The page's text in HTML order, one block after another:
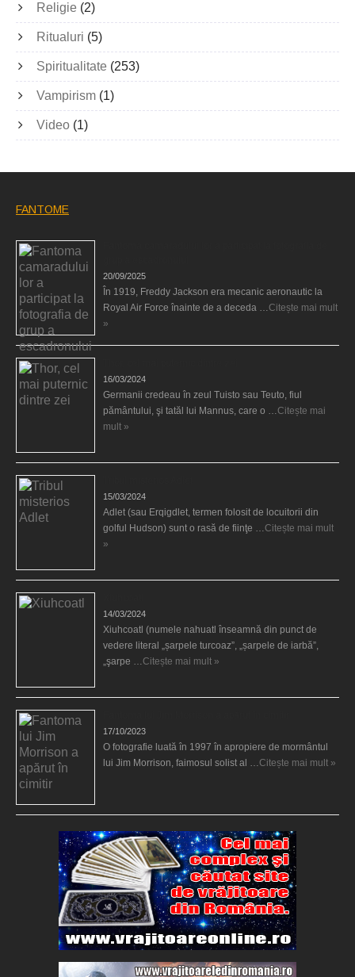
Religie (2)
Ritualuri (5)
Spiritualitate (253)
Vampirism (1)
Video (1)
FANTOME
20/09/2025
În 1919, Freddy Jackson era mecanic aeronautic la
Royal Air Force înainte de a deceda …Citește mai mult
»
16/03/2024
Germanii credeau în zeul Tuisto sau Teuto, fiul
pământului, şi tatăl lui Mannus, care o …Citește mai
mult »
15/03/2024
Adlet (sau Erqigdlet, termen folosit de locuitorii din
golful Hudson) sunt o rasă de fiinţe …Citește mai mult
»
14/03/2024
Xiuhcoatl (numele nahuatl înseamnă din punct de
vedere literal „șarpele turcoaz”, „șarpele de iarbă”,
„şarpe …Citește mai mult »
17/10/2023
O fotografie luată în 1997 în apropiere de mormântul
lui Jim Morrison, faimosul solist al …Citește mai mult »